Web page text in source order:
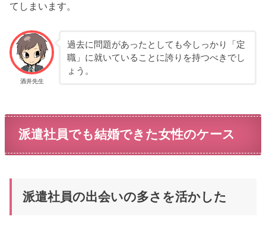
てしまいます。
酒井先生
過去に問題があったとしても今しっかり「定
職」に就いていることに誇りを持つべきでし
ょう。
派遣社員でも結婚できた女性のケース
派遣社員の出会いの多さを活かした